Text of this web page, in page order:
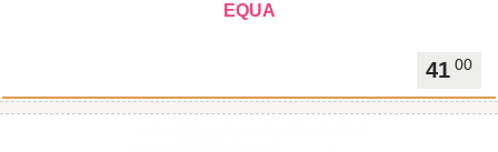
EQUA
41 00